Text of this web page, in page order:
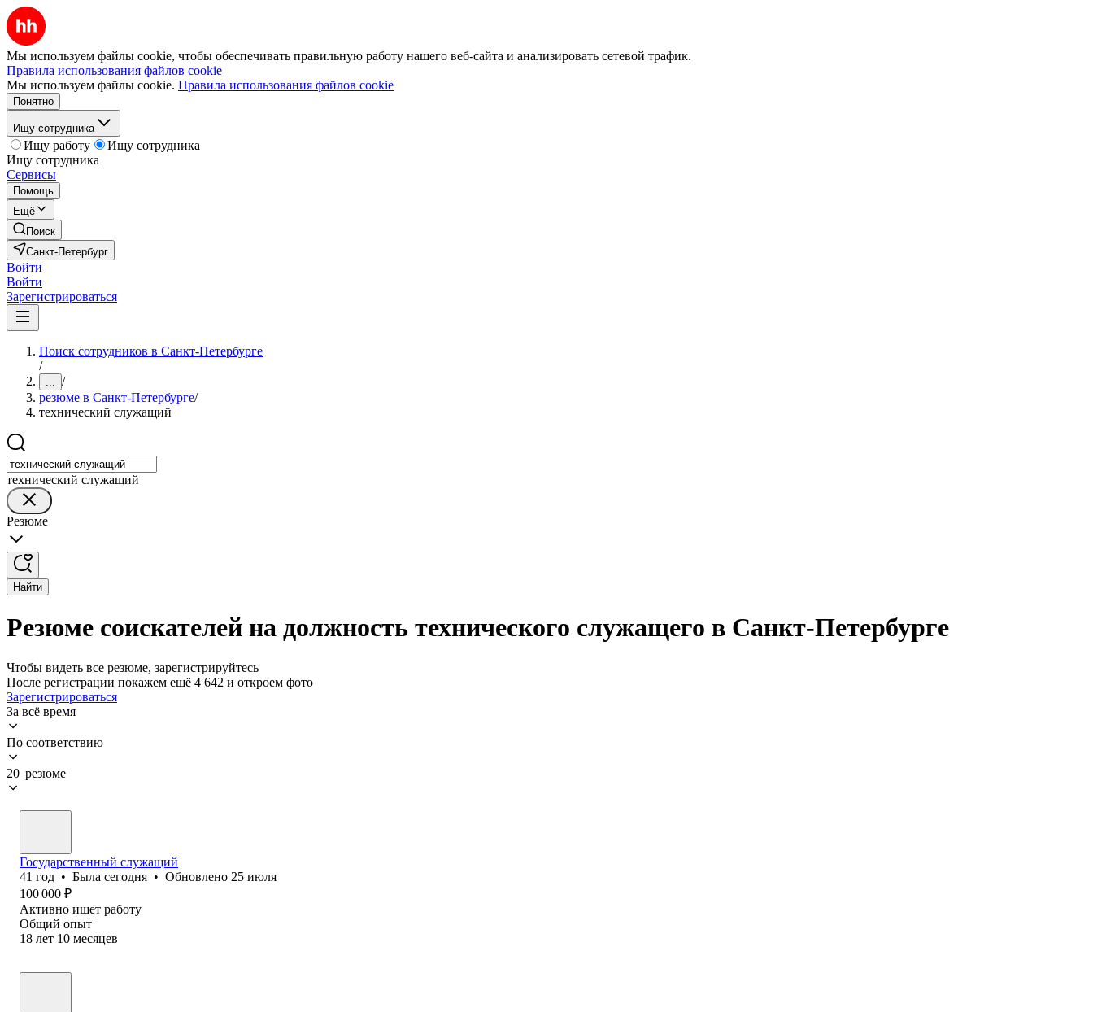
Мы используем файлы cookie, чтобы обеспечивать правильную работу нашего веб-сайта и анализировать сетевой трафик.
Правила использования файлов cookie
Мы используем файлы cookie. Правила использования файлов cookie
Понятно
Ищу сотрудника
Ищу работу
Ищу сотрудника
Ищу сотрудника
Сервисы
Помощь
Ещё
Поиск
Санкт-Петербург
Войти
Войти
Зарегистрироваться
Поиск сотрудников в Санкт-Петербурге
/
... /
резюме в Санкт-Петербурге/
технический служащий
технический служащий
Резюме
Найти
Резюме соискателей на должность технического служащего в Санкт-Петербурге
Чтобы видеть все резюме, зарегистрируйтесь
После регистрации покажем ещё 4 642 и откроем фото
Зарегистрироваться
За всё время
По соответствию
20 резюме
Государственный служащий
41 год • Была сегодня • Обновлено 25 июля
100 000 ₽
Активно ищет работу
Общий опыт
18 лет 10 месяцев